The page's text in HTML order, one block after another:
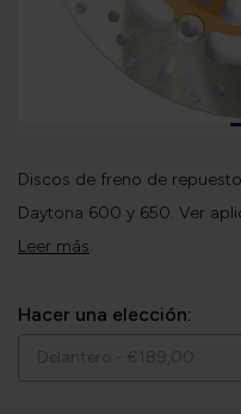
Discos de freno de
Daytona 600 y 650. Ver
Leer más.
Hacer una elección: